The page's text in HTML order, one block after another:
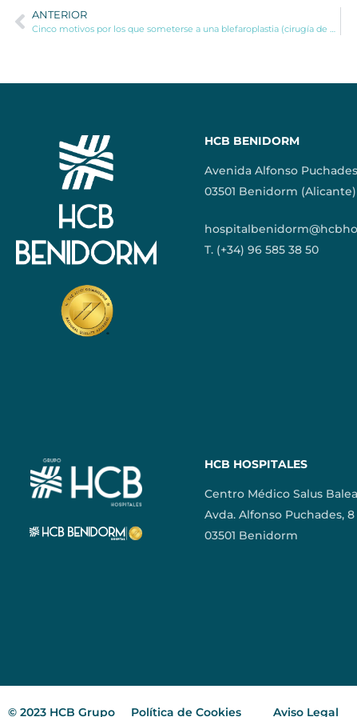
ANTERIOR
Cinco motivos por los que someterse a una blefaroplastia (cirugía de párpados)
HCB BENIDORM
Avenida Alfonso
03501 Benidorm (Alicante)
T. (+34) 96 585 38 50
HCB HOSPITALES
Centro Médico Salus
Avda. Alfonso Puchades, 8
03501 Benidorm
© 2023 HCB Grupo Política de Cookies Aviso Legal